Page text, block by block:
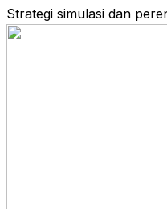
Strategi simulasi dan